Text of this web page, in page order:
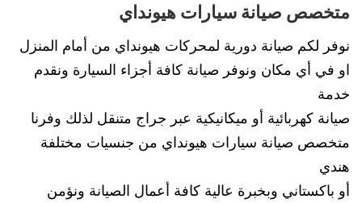
متخصص صيانة سيارات هيونداي
نوفر لكم صيانة دورية لمحركات هيونداي من أمام المنزل
او في أي مكان ونوفر صيانة كافة أجزاء السيارة ونقدم
خدمة
صيانة كهربائية أو ميكانيكية عبر جراج متنقل لذلك وفرنا
متخصص صيانة سيارات هيونداي من جنسيات مختلفة
هندي
أو باكستاني وبخبرة عالية كافة أعمال الصيانة ونؤمن